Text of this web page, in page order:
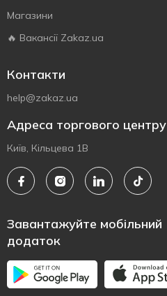
Магазини
🔥 Вакансії Zakaz.ua
Контакти
help@zakaz.ua
Адреса торгового центру
Київ, Кільцева 1В
Завантажуйте мобільний
додаток